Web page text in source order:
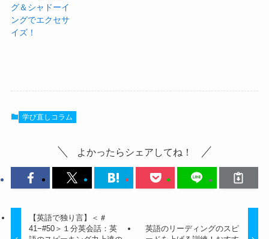
グ＆シャドーイ
ングでエクセサ
イズ！
学び直しコラム
よかったらシェアしてね！
【英語で独り言】＜＃
41−#50＞１分英会話：英
英語のリーディングのスピ